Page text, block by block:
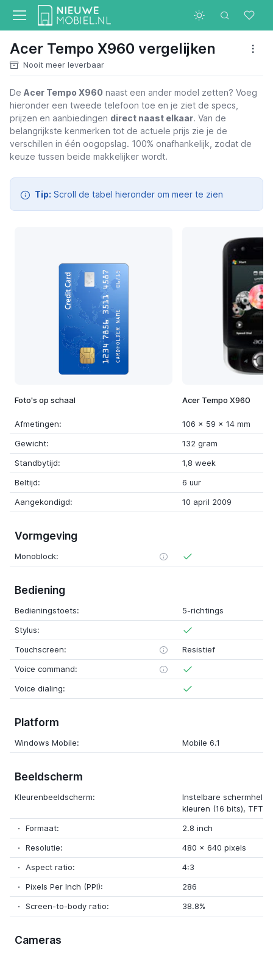
Acer Tempo X960 vergelijken
Nooit meer leverbaar
Acer Tempo X960
De Acer Tempo X960 naast een ander model zetten? Voeg
hieronder een tweede telefoon toe en je ziet de specs,
prijzen en aanbiedingen direct naast elkaar. Van de
belangrijkste kenmerken tot de actuele prijs zie je de
verschillen in één oogopslag. 100% onafhankelijk, zodat de
keuze tussen beide makkelijker wordt.
Tip: Scroll de tabel hieronder om meer te zien
Foto's op schaal Acer Tempo X960
Afmetingen:
106 x 59 x 14 mm
Gewicht:
132 gram
Standbytijd:
1,8 week
Beltijd:
6 uur
Aangekondigd:
10 april 2009
Vormgeving
Monoblock:
Bediening
Bedieningstoets:
5-richtings
Stylus:
Touchscreen:
Resistief
Voice command:
Voice dialing:
Platform
Windows Mobile: Mobile 6.1
Beeldscherm
Kleurenbeeldscherm:
Instelbare
kleuren (16 bits), TFT
Formaat:
2.8 inch
Resolutie:
480 x 640 pixels
Aspect ratio:
4:3
Pixels Per Inch (PPI):
286
Screen-to-body ratio:
38.8%
Cameras